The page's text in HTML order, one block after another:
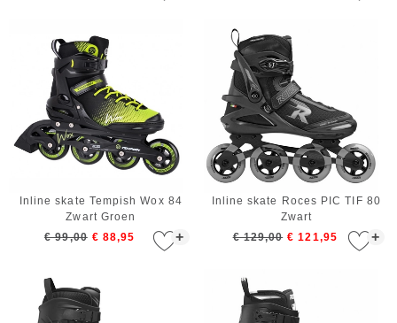
+
Inline skate Tempish Wox 84
Zwart Groen
€ 99,00 € 88,95 +
Inline skate Roces PIC TIF 80
Zwart
€ 129,00 € 121,95